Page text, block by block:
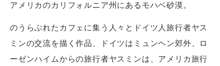
アメリカのカリフォルニア州にあるモハベ砂漠。
のうらぶれたカフェに集う人々とドイツ人旅行者ヤス
ミンの交流を描く作品、ドイツはミュンヘン郊外、ロ
ーゼンハイムからの旅行者ヤスミンは、アメリカ旅行